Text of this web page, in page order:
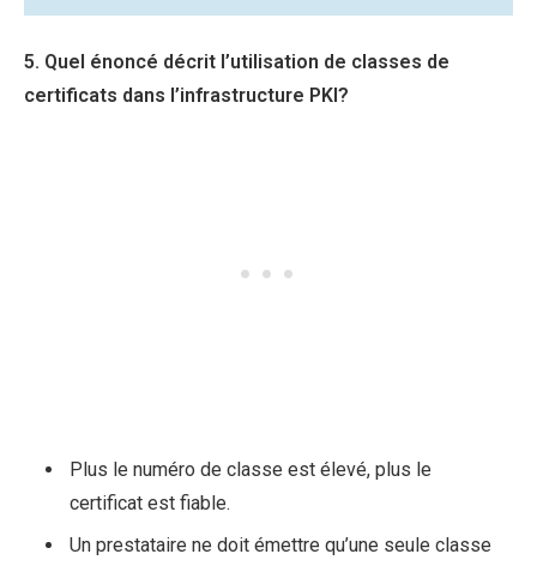
5. Quel énoncé décrit l’utilisation de classes de
certificats dans l’infrastructure PKI?
Plus le numéro de classe est élevé, plus le
certificat est fiable.
Un prestataire ne doit émettre qu’une seule classe